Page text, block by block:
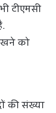
टीएमसी
को
की संख्या